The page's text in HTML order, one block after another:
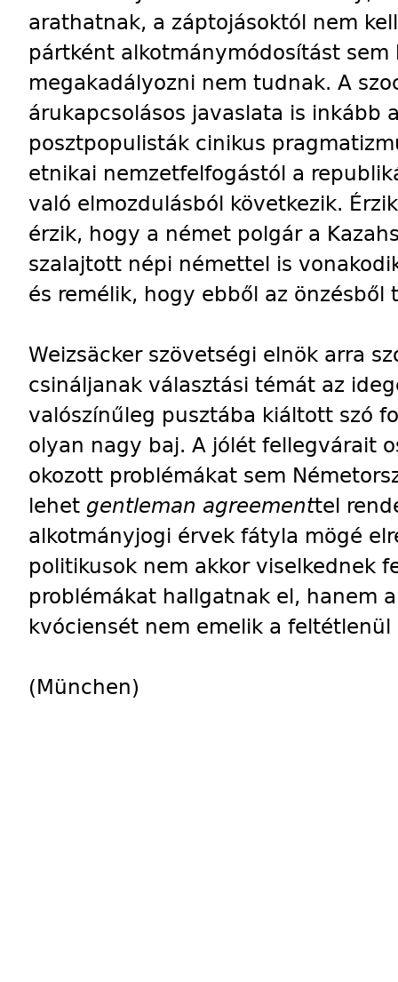
arathatnak, a záptojásoktól nem
pártként alkotmánymódosítást sem
megakadályozni nem tudnak. A
árukapcsolásos javaslata is inkább
posztpopulisták cinikus
etnikai nemzetfelfogástól a
való elmozdulásból következik.
érzik, hogy a német polgár a
szalajtott népi némettel is
és remélik, hogy ebből az önzésből
Weizsäcker szövetségi elnök arra
csináljanak választási témát az
valószínűleg pusztába kiáltott szó
olyan nagy baj. A jólét fellegvárait
okozott problémákat sem
lehet gentleman agreementtel
alkotmányjogi érvek fátyla mögé
politikusok nem akkor viselkednek
problémákat hallgatnak el, hanem
kvóciensét nem emelik a
(München)